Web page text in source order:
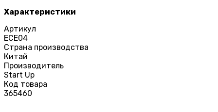
Характеристики
Артикул
ECE04
Страна производства
Китай
Производитель
Start Up
Код товара
365460